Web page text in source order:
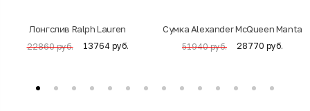
Лонгслив Ralph Lauren
22860 руб. 13764 руб.
Cумка Alexander McQueen Manta
51940 руб. 28770 руб.